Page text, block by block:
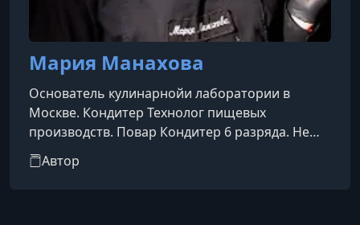
Мария Манахова
Основатель кулинарнойи лаборатории в
Москве. Кондитер Технолог пищевых
производств. Повар Кондитер 6 разряда. Не
единожды была приглашена в качестве судьи
на всевозможные кондитерские конкурсы.
Автор